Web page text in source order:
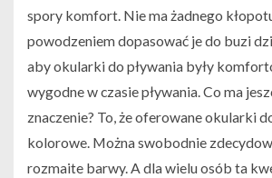
spory komfort. Nie ma żadnego
powodzeniem dopasować je do buzi
aby okularki do pływania były
wygodne w czasie pływania. Co ma
znaczenie? To, że oferowane okularki
kolorowe. Można swobodnie
rozmaite barwy. A dla wielu osób ta